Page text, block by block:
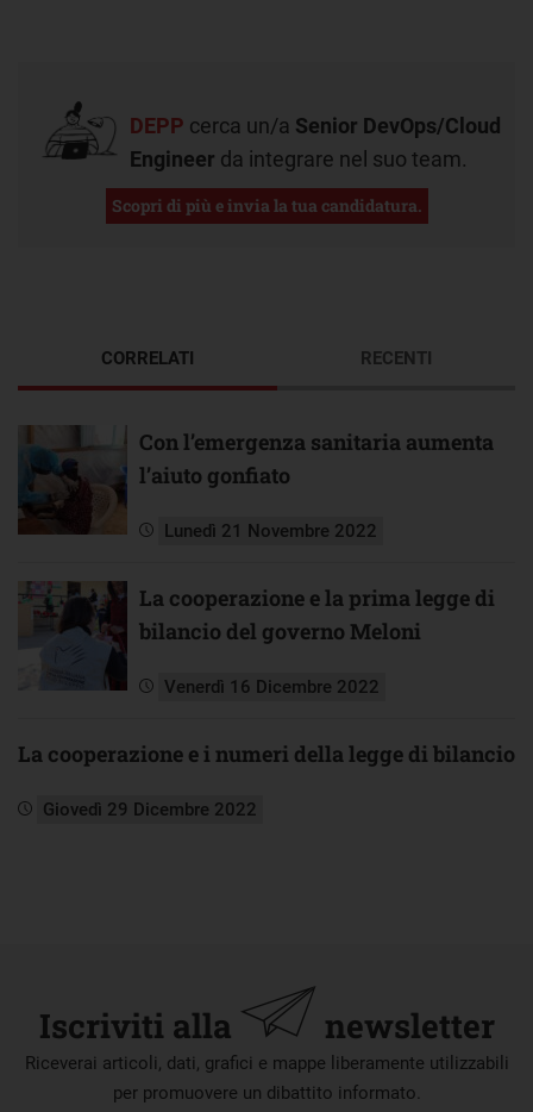
DEPP cerca un/a Senior DevOps/Cloud
Engineer da integrare nel suo team.
Scopri di più e invia la tua candidatura.
CORRELATI
Con l’emergenza sanitaria aumenta
l’aiuto gonfiato
Lunedì 21 Novembre 2022
La cooperazione e la prima legge di
bilancio del governo Meloni
Venerdì 16 Dicembre 2022
La cooperazione e i numeri della legge di bilancio
Giovedì 29 Dicembre 2022
RECENTI
Iscriviti alla newsletter
Riceverai articoli, dati, grafici e mappe liberamente utilizzabili
per promuovere un dibattito informato.